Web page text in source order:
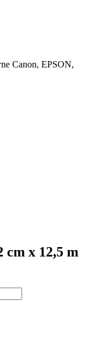
Canon, EPSON,
cm x 12,5 m